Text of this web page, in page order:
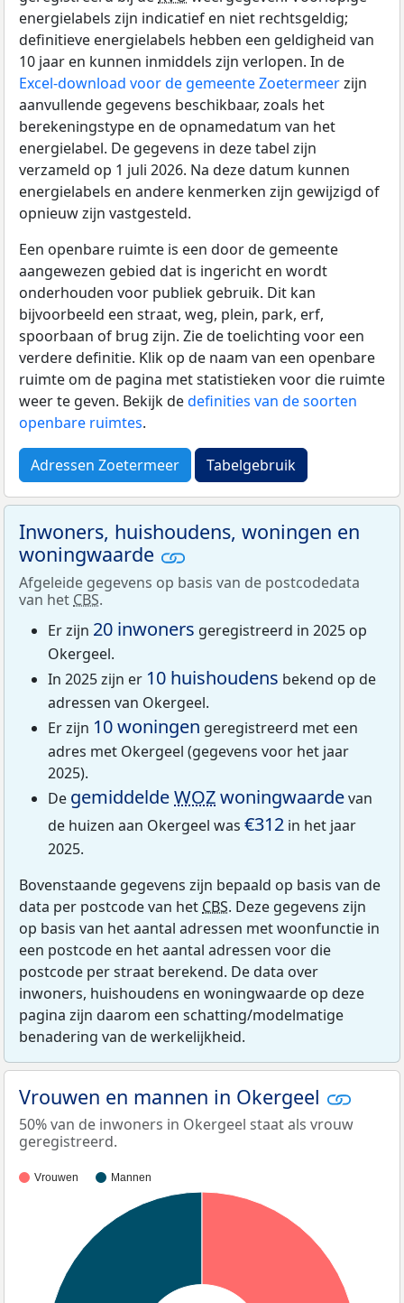
energielabels zijn indicatief en niet rechtsgeldig;
definitieve energielabels hebben een geldigheid van
10 jaar en kunnen inmiddels zijn verlopen. In de
Excel-download voor de gemeente Zoetermeerzijn
aanvullende gegevens beschikbaar, zoals het
berekeningstype en de opnamedatum van het
energielabel. De gegevens in deze tabel zijn
verzameld op 1 juli 2026. Na deze datum kunnen
energielabels en andere kenmerken zijn gewijzigd of
opnieuw zijn vastgesteld.
Een openbare ruimte is een door de gemeente
aangewezen gebied dat is ingericht en wordt
onderhouden voor publiek gebruik. Dit kan
bijvoorbeeld een straat, weg, plein, park, erf,
spoorbaan of brug zijn. Zie de toelichting voor een
verdere definitie. Klik op de naam van een openbare
ruimte om de pagina met statistieken voor die ruimte
weer te geven. Bekijk dedefinities van de soorten
openbare ruimtes.
Adressen Zoetermeer Tabelgebruik
Inwoners, huishoudens, woningen en
woningwaarde
Afgeleide gegevens op basis van de postcodedata
van het CBS.
Er zijn 20 inwoners geregistreerd in 2025 op
Okergeel.
In 2025 zijn er 10 huishoudens bekend op de
adressen van Okergeel.
Er zijn 10 woningen geregistreerd met een
adres met Okergeel (gegevens voor het jaar
2025).
De gemiddeldeWOZwoningwaardevan
de huizen aan Okergeel was €312 in het jaar
2025.
Bovenstaande gegevens zijn bepaald op basis van de
data per postcode van het CBS. Deze gegevens zijn
op basis van het aantal adressen met woonfunctie in
een postcode en het aantal adressen voor die
postcode per straat berekend. De data over
inwoners, huishoudens en woningwaarde op deze
pagina zijn daarom een schatting/modelmatige
benadering van de werkelijkheid.
Vrouwen en mannen in Okergeel
50% van de inwoners in Okergeel staat als vrouw
geregistreerd.
Vrouwen Mannen